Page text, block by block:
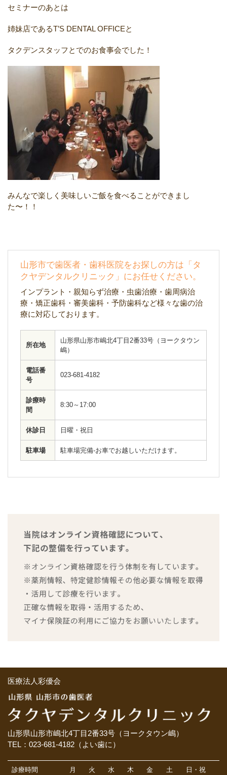
セミナーのあとは
姉妹店であるT’S DENTAL OFFICEと
タクデンスタッフとでのお食事会でした！
みんなで楽しく美味しいご飯を食べることができまし
た〜！！
山形市で歯医者・歯科医院をお探しの方は「タ
クヤデンタルクリニック」にお任せください。
インプラント・親知らず治療・虫歯治療・歯周病治
療・矯正歯科・審美歯科・予防歯科など様々な歯の治
療に対応しております。
所在地
山形県山形市嶋北4丁目2番33号（ヨークタウン
嶋）
電話番
号
023-681-4182
診療時
間
8:30～17:00
休診日 日曜・祝日
駐車場 駐車場完備-お車でお越しいただけます。
医療法人彩優会
山形県山形市嶋北4丁目2番33号（ヨークタウン嶋）
TEL：023-681-4182（よい歯に）
診療時間 月 火 水 木 金 土 日・祝